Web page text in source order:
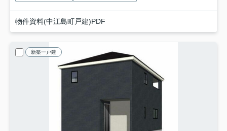
物件資料(中江島町戸建)PDF
新築一戸建